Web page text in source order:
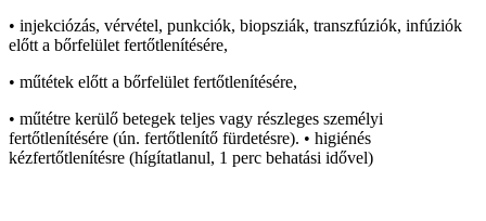
• injekciózás, vérvétel, punkciók, biopsziák, transzfúziók, infúziók
előtt a bőrfelület fertőtlenítésére,
• műtétek előtt a bőrfelület fertőtlenítésére,
• műtétre kerülő betegek teljes vagy részleges személyi
fertőtlenítésére (ún. fertőtlenítő fürdetésre). • higiénés
kézfertőtlenítésre (hígítatlanul, 1 perc behatási idővel)